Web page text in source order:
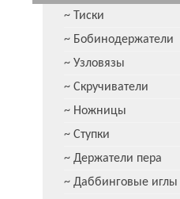
~ Тиски
~ Бобинодержатели
~ Узловязы
~ Скручиватели
~ Ножницы
~ Ступки
~ Держатели пера
~ Даббинговые иглы